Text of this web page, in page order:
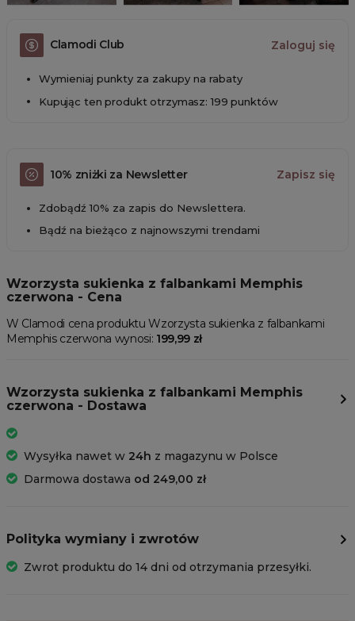
Clamodi Club Zaloguj się
Wymieniaj punkty za zakupy na rabaty
Kupując ten produkt otrzymasz: 199 punktów
10% zniżki za Newsletter Zapisz się
Zdobądź 10% za zapis do Newslettera.
Bądź na bieżąco z najnowszymi trendami
Wzorzysta sukienka z falbankami Memphis
czerwona - Cena
W Clamodi cena produktu Wzorzysta sukienka z falbankami
Memphis czerwona wynosi: 199,99 zł
Wzorzysta sukienka z falbankami Memphis
czerwona - Dostawa
Wysyłka nawet w 24h z magazynu w Polsce
Darmowa dostawa od 249,00 zł
Polityka wymiany i zwrotów
Zwrot produktu do 14 dni od otrzymania przesyłki.